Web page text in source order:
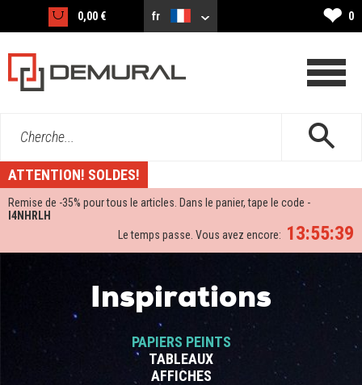
0,00 € fr ❤ 0
Cherche...
ATTENTION! SOLDES!
Remise de -35% pour tous le articles. Dans le panier, tape le code -
I4NHRLH
13:55:38
Le temps passe. Vous avez encore:
Inspirations
PAPIERS PEINTS
TABLEAUX
AFFICHES